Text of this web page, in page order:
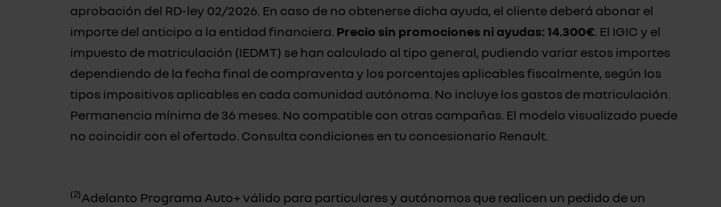
aprobación del RD-ley 02/2026. En caso de no obtenerse dicha ayuda, el cliente deberá abonar el
importe del anticipo a la entidad financiera. Precio sin promociones ni ayudas: 14.300€. El IGIC y el
impuesto de matriculación (IEDMT) se han calculado al tipo general, pudiendo variar estos importes
dependiendo de la fecha final de compraventa y los porcentajes aplicables fiscalmente, según los
tipos impositivos aplicables en cada comunidad autónoma. No incluye los gastos de matriculación.
Permanencia mínima de 36 meses. No compatible con otras campañas. El modelo visualizado puede
no coincidir con el ofertado. Consulta condiciones en tu concesionario Renault.
(2)Adelanto Programa Auto+ válido para particulares y autónomos que realicen un pedido de un